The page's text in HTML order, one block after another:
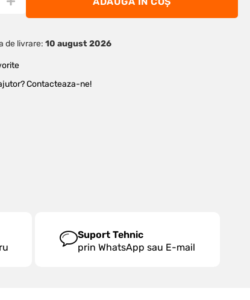
de livrare:10 august 2026
Contacteaza-ne!
Suport Tehnic
prin WhatsApp sau E-mail